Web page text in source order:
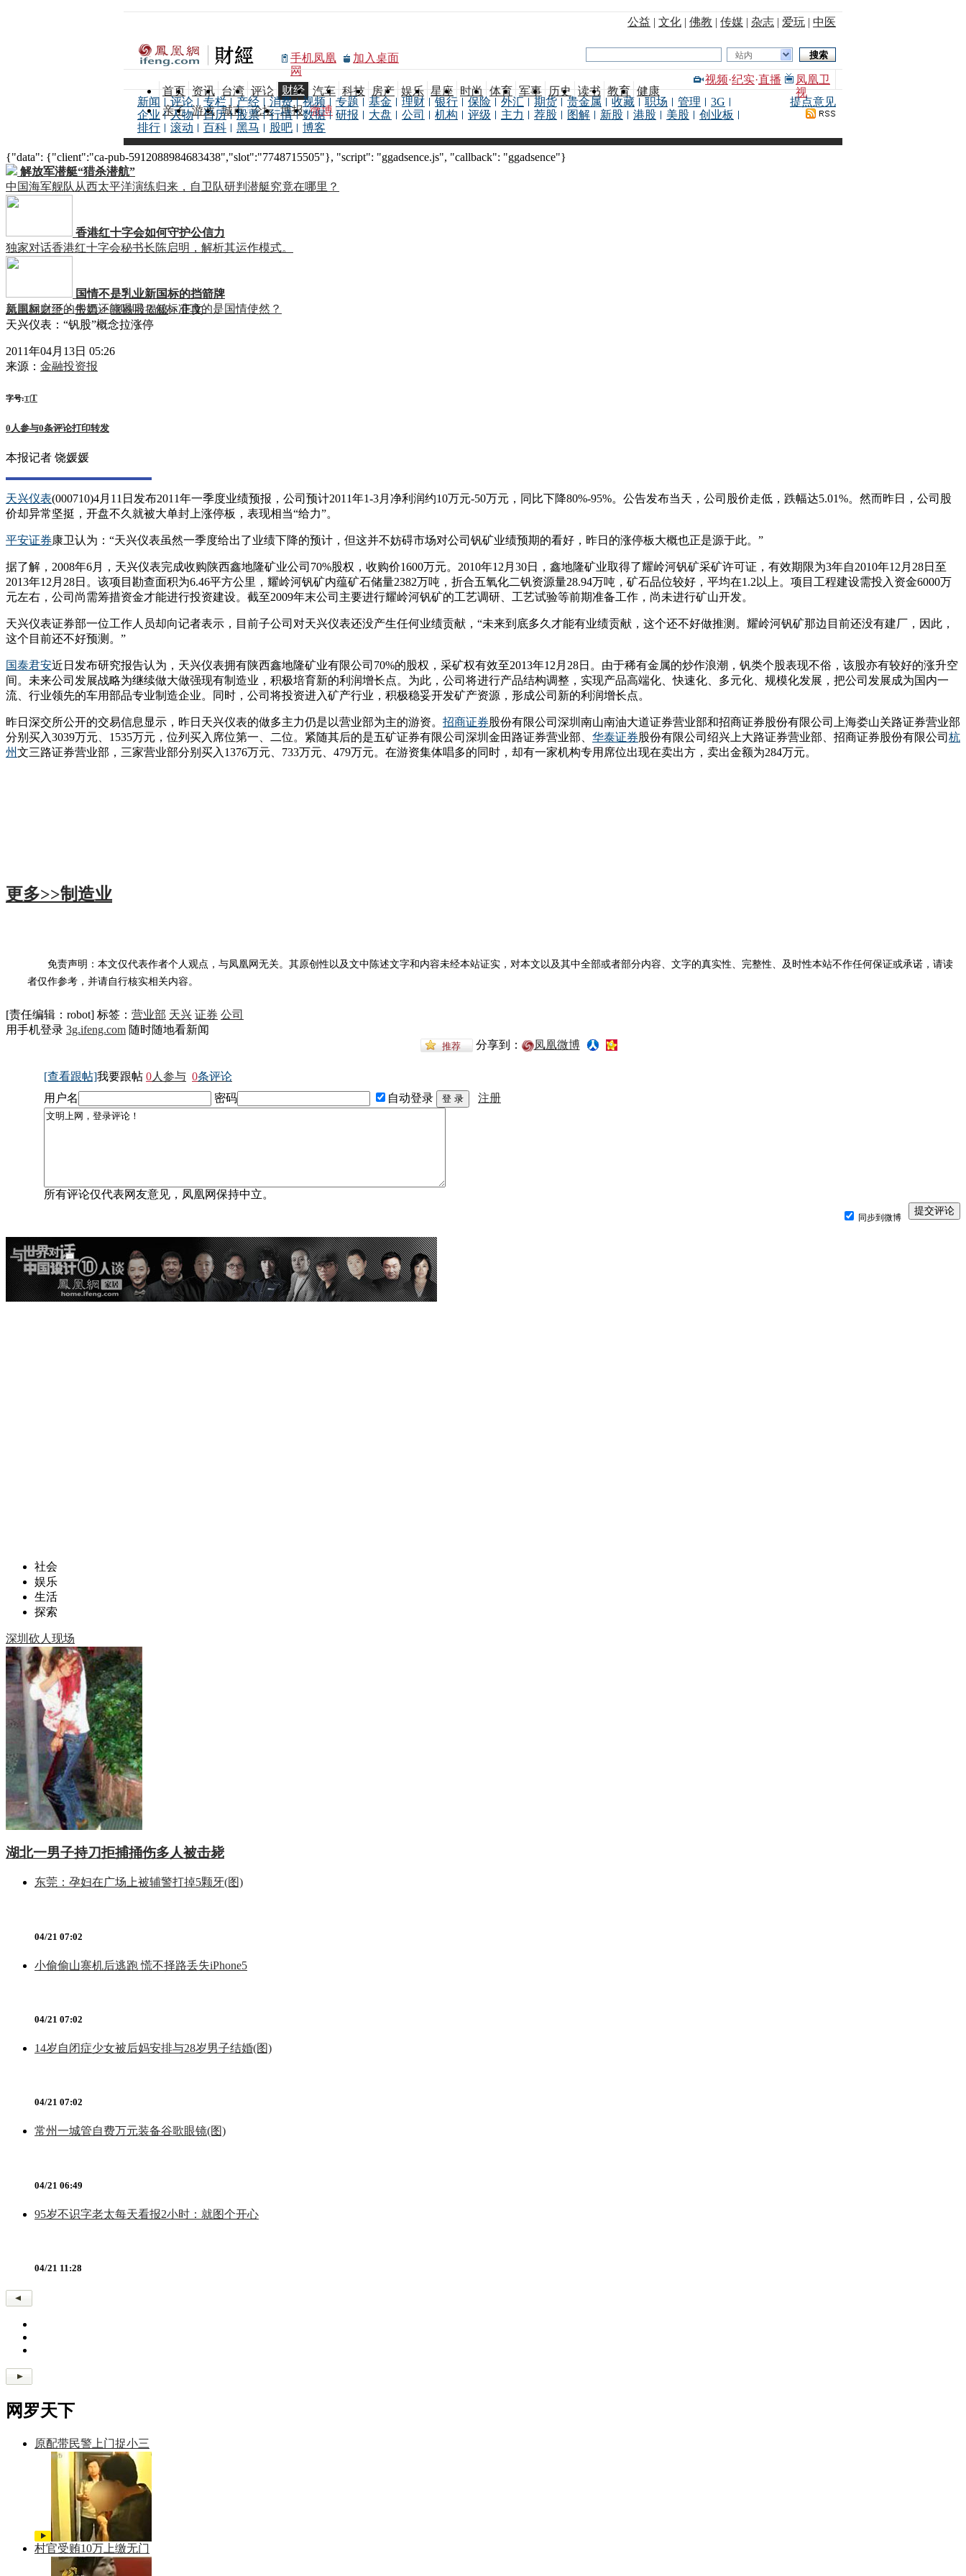
公益 | 文化 | 佛教 | 传媒 | 杂志 | 爱玩 | 中医
手机凤凰
网
加入桌面 站内
首页 资讯 台湾 评论 财经 汽车 科技 房产 娱乐 星座 时尚 体育 军事 历史 读书 教育 健康
亲子 游戏 城市 论坛 博报 微博
视频·纪实·直播
凤凰卫
视
新闻 评论 专栏 产经 消费 视频 专题 基金 理财 银行 保险 外汇 期货 贵金属 收藏 职场 管理
3G
企业
人物 日历 股票 行情 数据 研报 大盘 公司 机构 评级 主力 荐股 图解 新股 港股 美股
创业板
排行
滚动 百科 黑马 股吧 博客
提点意见
{"data": {"client":"ca-pub-5912088984683438","slot":"7748715505"}, "script": "ggadsence.js", "callback": "ggadsence"}
解放军潜艇“猎杀潜航”
中国海军舰队从西太平洋演练归来，自卫队研判潜艇究竟在哪里？
香港红十字会如何守护公信力
独家对话香港红十字会秘书长陈启明，解析其运作模式。
国情不是乳业新国标的挡箭牌
新国标之下的牛奶还能喝吗？低标准真的是国情使然？
凤凰网财经>股票>涨跌股揭秘> 正文
天兴仪表：“钒股”概念拉涨停
2011年04月13日 05:26
来源： 金融投资报
字号:T|T
0 人参与0条评论打印转发
本报记者 饶媛媛
天兴仪表(000710)4月11日发布2011年一季度业绩预报，公司预计2011年1-3月净利润约10万元-50万元，同比下降80%-95%。公告发布当天，公司股价走低，跌幅达5.01%。然而昨日，公司股
价却异常坚挺，开盘不久就被大单封上涨停板，表现相当“给力”。
平安证券康卫认为：“天兴仪表虽然一季度给出了业绩下降的预计，但这并不妨碍市场对公司钒矿业绩预期的看好，昨日的涨停板大概也正是源于此。”
据了解，2008年6月，天兴仪表完成收购陕西鑫地隆矿业公司70%股权，收购价1600万元。2010年12月30日，鑫地隆矿业取得了耀岭河钒矿采矿许可证，有效期限为3年自2010年12月28日至
2013年12月28日。该项目勘查面积为6.46平方公里，耀岭河钒矿内蕴矿石储量2382万吨，折合五氧化二钒资源量28.94万吨，矿石品位较好，平均在1.2以上。项目工程建设需投入资金6000万
元左右，公司尚需筹措资金才能进行投资建设。截至2009年末公司主要进行耀岭河钒矿的工艺调研、工艺试验等前期准备工作，尚未进行矿山开发。
天兴仪表证券部一位工作人员却向记者表示，目前子公司对天兴仪表还没产生任何业绩贡献，“未来到底多久才能有业绩贡献，这个还不好做推测。耀岭河钒矿那边目前还没有建厂，因此，
这个目前还不好预测。”
国泰君安近日发布研究报告认为，天兴仪表拥有陕西鑫地隆矿业有限公司70%的股权，采矿权有效至2013年12月28日。由于稀有金属的炒作浪潮，钒类个股表现不俗，该股亦有较好的涨升空
间。未来公司发展战略为继续做大做强现有制造业，积极培育新的利润增长点。为此，公司将进行产品结构调整，实现产品高端化、快速化、多元化、规模化发展，把公司发展成为国内一
流、行业领先的车用部品专业制造企业。同时，公司将投资进入矿产行业，积极稳妥开发矿产资源，形成公司新的利润增长点。
昨日深交所公开的交易信息显示，昨日天兴仪表的做多主力仍是以营业部为主的游资。 招商证券股份有限公司深圳南山南油大道证券营业部和招商证券股份有限公司上海娄山关路证券营业部
分别买入3039万元、1535万元，位列买入席位第一、二位。紧随其后的是五矿证券有限公司深圳金田路证券营业部、 华泰证券股份有限公司绍兴上大路证券营业部、招商证券股份有限公司 杭
州文三路证券营业部，三家营业部分别买入1376万元、733万元、479万元。在游资集体唱多的同时，却有一家机构专用席位出现在卖出方，卖出金额为284万元。
更多>>制造业
免责声明：本文仅代表作者个人观点，与凤凰网无关。其原创性以及文中陈述文字和内容未经本站证实，对本文以及其中全部或者部分内容、文字的真实性、完整性、及时性本站不作任何保证或承诺，请读
者仅作参考，并请自行核实相关内容。
[责任编辑：robot] 标签： 营业部 天兴 证券 公司
用手机登录 3g.ifeng.com 随时随地看新闻
分享到：
凤凰微博
[查看跟帖]我要跟帖 0人参与 0条评论
用户名
密码 自动登录 注册
所有评论仅代表网友意见，凤凰网保持中立。
同步到微博
社会
娱乐
生活
探索
深圳砍人现场
湖北一男子持刀拒捕捅伤多人被击毙
东莞：孕妇在广场上被辅警打掉5颗牙(图)
04/21 07:02
小偷偷山寨机后逃跑 慌不择路丢失iPhone5
04/21 07:02
14岁自闭症少女被后妈安排与28岁男子结婚(图)
04/21 07:02
常州一城管自费万元装备谷歌眼镜(图)
04/21 06:49
95岁不识字老太每天看报2小时：就图个开心
04/21 11:28
网罗天下
原配带民警上门捉小三
村官受贿10万上缴无门